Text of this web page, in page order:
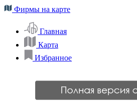
Фирмы на карте
Главная
Карта
Избранное